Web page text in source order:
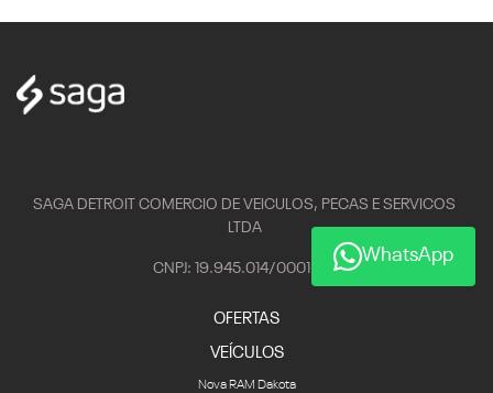
SAGA DETROIT COMERCIO DE VEICULOS, PECAS E SERVICOS
LTDA
CNPJ: 19.945.014/0001-06
OFERTAS
VEÍCULOS
Nova RAM Dakota
WhatsApp